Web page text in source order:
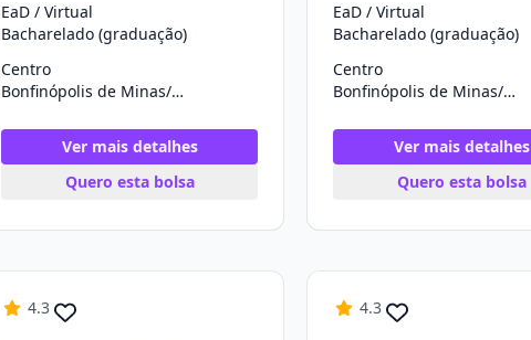
EaD / Virtual
Bacharelado (graduação)
Centro
Bonfinópolis de Minas/MG
Ver mais detalhes
Quero esta bolsa
EaD / Virtual
Bacharelado (graduação)
Centro
Bonfinópolis de Minas/MG
Ver mais detalhes
Quero esta bolsa
4.3 4.3